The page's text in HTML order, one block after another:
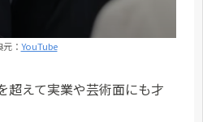
： YouTube
超えて実業や芸術面にも才